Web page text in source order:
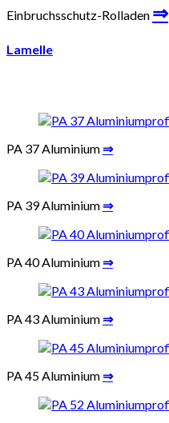
Einbruchsschutz-Rolladen ⇒
Lamelle
PA 37 Aluminium ⇒
PA 39 Aluminium ⇒
PA 40 Aluminium ⇒
PA 43 Aluminium ⇒
PA 45 Aluminium ⇒